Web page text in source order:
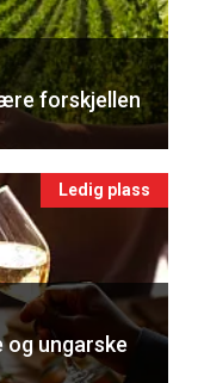
forskjellen
Ledig plass
og ungarske